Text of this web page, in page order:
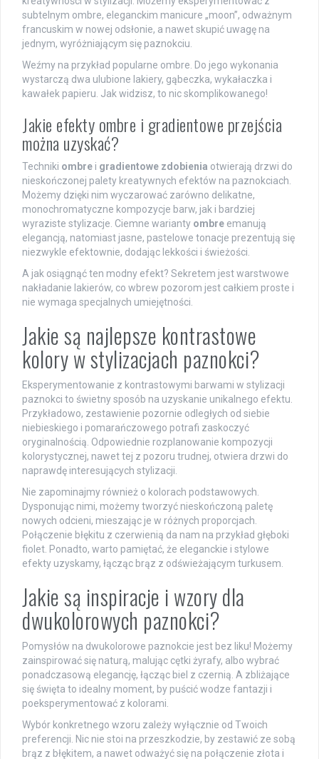
subtelnym ombre, eleganckim manicure „moon”, odważnym
francuskim w nowej odsłonie, a nawet skupić uwagę na
jednym, wyróżniającym się paznokciu.
Weźmy na przykład popularne ombre. Do jego wykonania
wystarczą dwa ulubione lakiery, gąbeczka, wykałaczka i
kawałek papieru. Jak widzisz, to nic skomplikowanego!
Jakie efekty ombre i gradientowe przejścia
można uzyskać?
Techniki ombre i gradientowe zdobienia otwierają drzwi do
nieskończonej palety kreatywnych efektów na paznokciach.
Możemy dzięki nim wyczarować zarówno delikatne,
monochromatyczne kompozycje barw, jak i bardziej
wyraziste stylizacje. Ciemne warianty ombre emanują
elegancją, natomiast jasne, pastelowe tonacje prezentują się
niezwykle efektownie, dodając lekkości i świeżości.
A jak osiągnąć ten modny efekt? Sekretem jest warstwowe
nakładanie lakierów, co wbrew pozorom jest całkiem proste i
nie wymaga specjalnych umiejętności.
Jakie są najlepsze kontrastowe
kolory w stylizacjach paznokci?
Eksperymentowanie z kontrastowymi barwami w stylizacji
paznokci to świetny sposób na uzyskanie unikalnego efektu.
Przykładowo, zestawienie pozornie odległych od siebie
niebieskiego i pomarańczowego potrafi zaskoczyć
oryginalnością. Odpowiednie rozplanowanie kompozycji
kolorystycznej, nawet tej z pozoru trudnej, otwiera drzwi do
naprawdę interesujących stylizacji.
Nie zapominajmy również o kolorach podstawowych.
Dysponując nimi, możemy tworzyć nieskończoną paletę
nowych odcieni, mieszając je w różnych proporcjach.
Połączenie błękitu z czerwienią da nam na przykład głęboki
fiolet. Ponadto, warto pamiętać, że eleganckie i stylowe
efekty uzyskamy, łącząc brąz z odświeżającym turkusem.
Jakie są inspiracje i wzory dla
dwukolorowych paznokci?
Pomysłów na dwukolorowe paznokcie jest bez liku! Możemy
zainspirować się naturą, malując cętki żyrafy, albo wybrać
ponadczasową elegancję, łącząc biel z czernią. A zbliżające
się święta to idealny moment, by puścić wodze fantazji i
poeksperymentować z kolorami.
Wybór konkretnego wzoru zależy wyłącznie od Twoich
preferencji. Nic nie stoi na przeszkodzie, by zestawić ze sobą
brąz z błękitem, a nawet odważyć się na połączenie złota i